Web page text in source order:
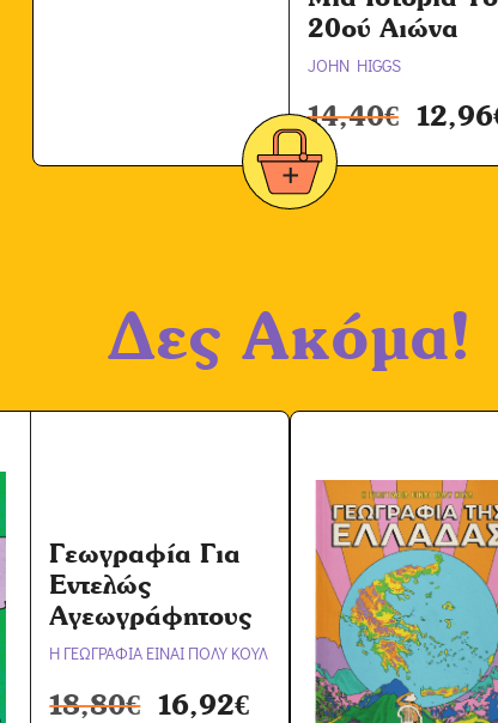
20ού Αιώνα
JOHN HIGGS
14,40€ 12,96
Δες Ακόμα!
Γεωγραφία Για
Εντελώς
Αγεωγράφητους
Η ΓΕΩΓΡΑΦΙΑ ΕΙΝΑΙ ΠΟΛΥ ΚΟΥΛ
18,80€ 16,92€